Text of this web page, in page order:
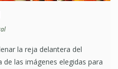
la reja delantera del
las imágenes elegidas para